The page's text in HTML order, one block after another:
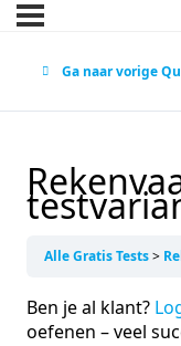
Ga naar vorige
Alle Gratis Tests
Ben je al klant?
oefenen – veel